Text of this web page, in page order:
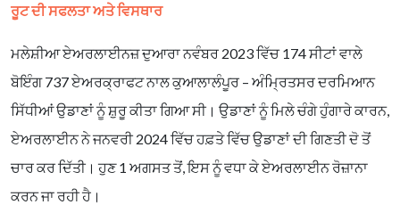
ਰੂਟ ਦੀ ਸਫਲਤਾ ਅਤੇ ਵਿਸਥਾਰ
ਮਲੇਸ਼ੀਆ ਏਅਰਲਾਈਨਜ਼ ਦੁਆਰਾ ਨਵੰਬਰ 2023 ਵਿੱਚ 174 ਸੀਟਾਂ ਵਾਲੇ
ਬੋਇੰਗ 737 ਏਅਰਕ੍ਰਾਫਟ ਨਾਲ ਕੁਆਲਾਲੰਪੂਰ – ਅੰਮ੍ਰਿਤਸਰ ਦਰਮਿਆਨ
ਸਿੱਧੀਆਂ ਉਡਾਣਾਂ ਨੂੰ ਸ਼ੁਰੂ ਕੀਤਾ ਗਿਆ ਸੀ। ਉਡਾਣਾਂ ਨੂੰ ਮਿਲੇ ਚੰਗੇ ਹੁੰਗਾਰੇ ਕਾਰਨ,
ਏਅਰਲਾਈਨ ਨੇ ਜਨਵਰੀ 2024 ਵਿੱਚ ਹਫ਼ਤੇ ਵਿੱਚ ਉਡਾਣਾਂ ਦੀ ਗਿਣਤੀ ਦੋ ਤੋਂ
ਚਾਰ ਕਰ ਦਿੱਤੀ। ਹੁਣ 1 ਅਗਸਤ ਤੋਂ, ਇਸ ਨੂੰ ਵਧਾ ਕੇ ਏਅਰਲਾਈਨ ਰੋਜ਼ਾਨਾ
ਕਰਨ ਜਾ ਰਹੀ ਹੈ।